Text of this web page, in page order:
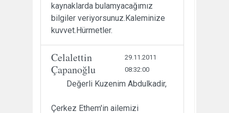
kaynaklarda bulamyacağımız
bilgiler veriyorsunuz.Kaleminize
kuvvet.Hürmetler.
Celalettin
Çapanoğlu
29.11.2011
08:32:00
Değerli Kuzenim Abdulkadir,
Çerkez Ethem'in ailemizi